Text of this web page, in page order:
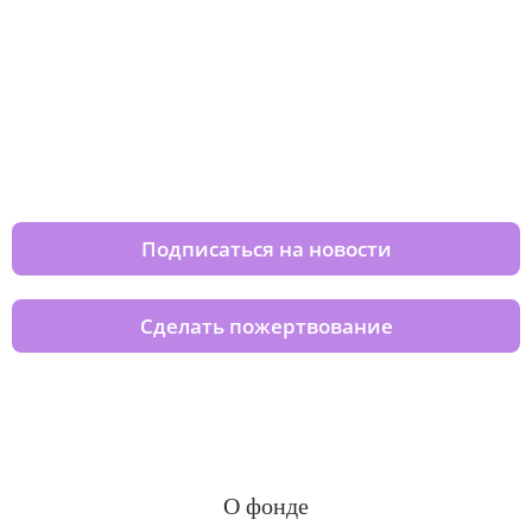
Подписаться на новости
Сделать пожертвование
О фонде